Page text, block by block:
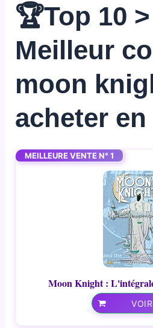
🏆Top 10 >
Meilleur
moon
acheter en
MEILLEURE VENTE N° 1
Moon Knight :